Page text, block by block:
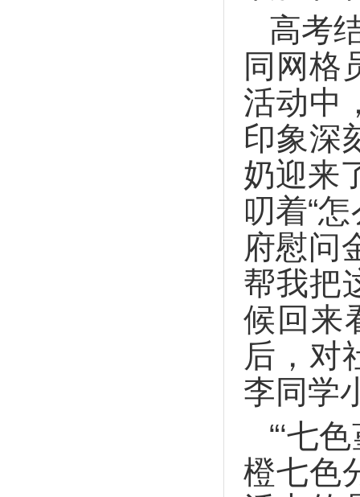
高考
同网格
活动中
印象深
奶迎来
叨着“
府慰问
帮我把
候回来
后，对
李同学
“‘七
橙七色